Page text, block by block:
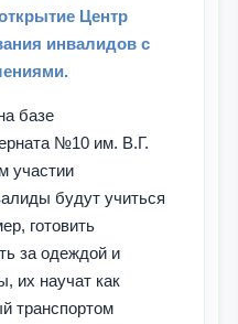
Центр
инвалидов с
базе
№10 им. В.Г.
участии
будут учиться
готовить
за одеждой и
их научат как
транспортом